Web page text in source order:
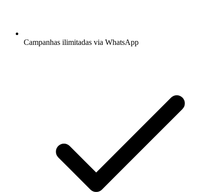
Campanhas ilimitadas via WhatsApp